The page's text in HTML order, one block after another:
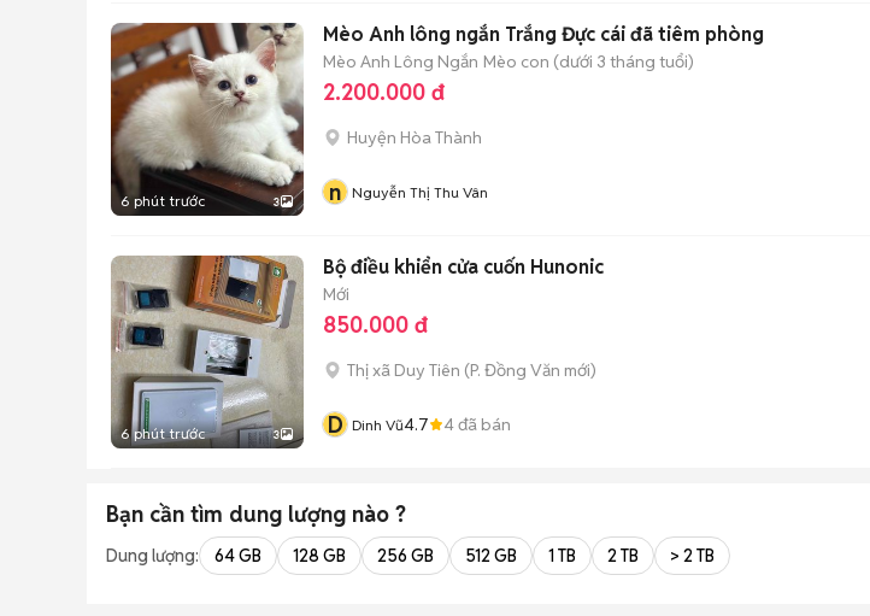
6 phút trước 3
Mèo Anh lông ngắn Trắng Đực cái đã tiêm phòng
Mèo Anh Lông Ngắn Mèo con (dưới 3 tháng tuổi)
2.200.000 đ
Huyện Hòa Thành
n Nguyễn Thị Thu Vân
6 phút trước 3
Bộ điều khiển cửa cuốn Hunonic
Mới
850.000 đ
Thị xã Duy Tiên (P. Đồng Văn mới)
D Dinh Vũ4.7 4đã bán
Bạn cần tìm dung lượng nào ?
Dung lượng: 64 GB 128 GB 256 GB 512 GB 1 TB 2 TB > 2 TB